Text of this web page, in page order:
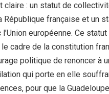
claire : un statut de
République française et un
européenne. Ce statut
cadre de la constitution
politique de renoncer à
qui porte en elle
pour que la